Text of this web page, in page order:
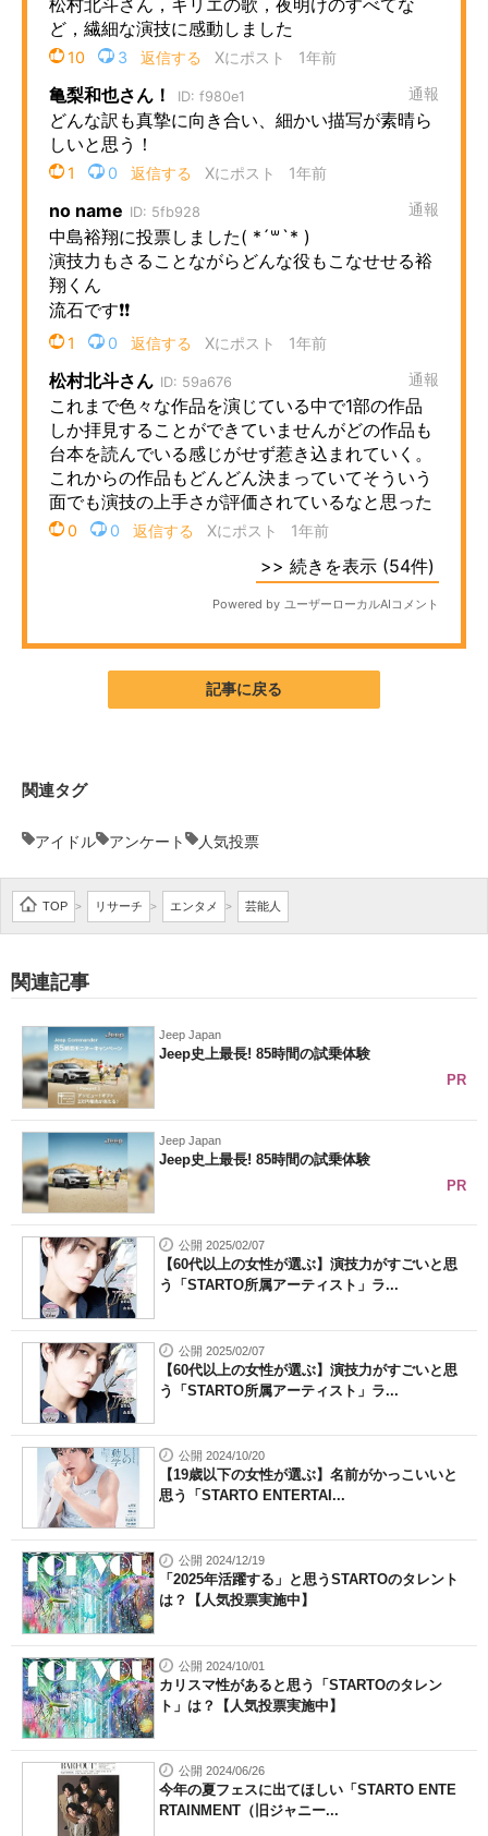
記事に戻る
関連タグ
アイドル アンケート 人気投票
TOP > リサーチ > エンタメ > 芸能人
関連記事
Jeep Japan
Jeep史上最長! 85時間の試乗体験
PR
Jeep Japan
Jeep史上最長! 85時間の試乗体験
PR
公開 2025/02/07
【60代以上の女性が選ぶ】演技力がすごいと思
う「STARTO所属アーティスト」ラ...
公開 2025/02/07
【60代以上の女性が選ぶ】演技力がすごいと思
う「STARTO所属アーティスト」ラ...
公開 2024/10/20
【19歳以下の女性が選ぶ】名前がかっこいいと
思う「STARTO ENTERTAI...
公開 2024/12/19
「2025年活躍する」と思うSTARTOのタレント
は？【人気投票実施中】
公開 2024/10/01
カリスマ性があると思う「STARTOのタレン
ト」は？【人気投票実施中】
公開 2024/06/26
今年の夏フェスに出てほしい「STARTO ENTE
RTAINMENT（旧ジャニー...